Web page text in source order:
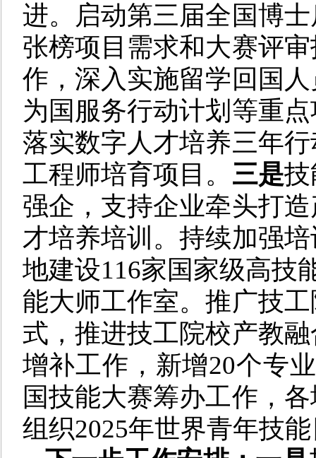
进。启动第三届全国博
张榜项目需求和大赛评
作，深入实施留学回国
为国服务行动计划等重
落实数字人才培养三年
工程师培育项目。 三是
强企，支持企业牵头打
才培养培训。持续加强
地建设116家国家级高技
能大师工作室。推广技
式，推进技工院校产教
增补工作，新增20个专
国技能大赛筹办工作，
组织2025年世界青年技